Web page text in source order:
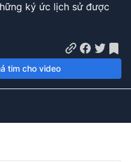
ký ức lịch sử được
tim cho video